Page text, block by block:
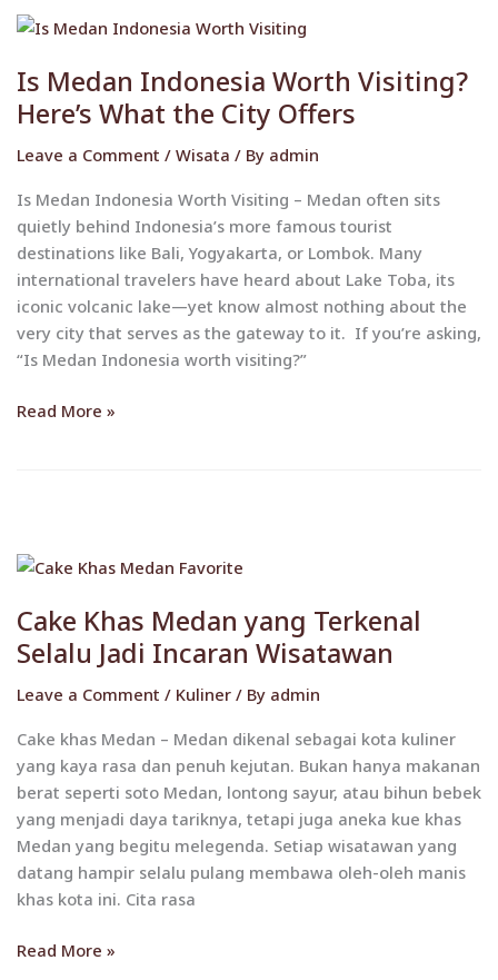
Is Medan Indonesia Worth Visiting?
Here’s What the City Offers
Leave a Comment / Wisata / By admin
Is Medan Indonesia Worth Visiting – Medan often sits
quietly behind Indonesia’s more famous tourist
destinations like Bali, Yogyakarta, or Lombok. Many
international travelers have heard about Lake Toba, its
iconic volcanic lake—yet know almost nothing about the
very city that serves as the gateway to it. If you’re asking,
“Is Medan Indonesia worth visiting?”
Is
Indonesia
Worth
Here’s
the
City
Offers
Read More »
Cake Khas Medan yang Terkenal
Selalu Jadi Incaran Wisatawan
Leave a Comment / Kuliner/ By admin
Cake khas Medan – Medan dikenal sebagai kota kuliner
yang kaya rasa dan penuh kejutan. Bukan hanya makanan
berat seperti soto Medan, lontong sayur, atau bihun bebek
yang menjadi daya tariknya, tetapi juga aneka kue khas
Medan yang begitu melegenda. Setiap wisatawan yang
datang hampir selalu pulang membawa oleh-oleh manis
khas kota ini. Cita rasa
Cake
Medan
yang
Selalu
Incaran
Wisatawan
Read More »